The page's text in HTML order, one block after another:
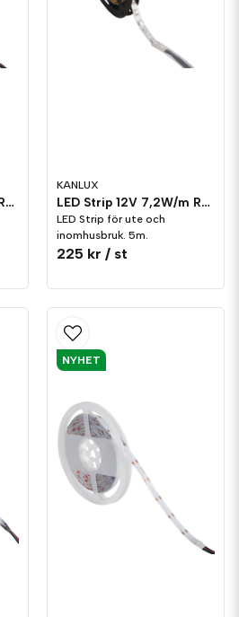
LED Strip 12V 7,2W/m RGB
KANLUX
LED Strip 12V 7,2W/m RGB IP65
LED Strip för ute och
inomhusbruk. 5m.
225 kr / st
NYHET